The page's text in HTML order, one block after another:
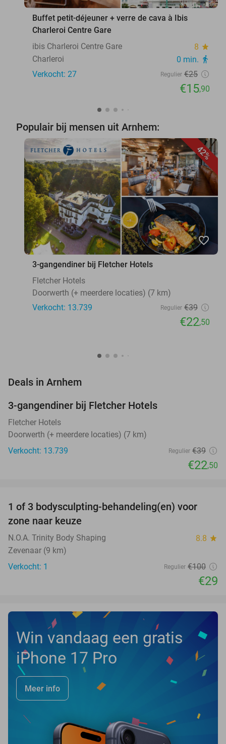
Buffet petit-déjeuner + verre de cava à Ibis
Charleroi Centre Gare
ibis Charleroi Centre Gare
8 star
Charleroi 0 min. directions_walk
Verkocht: 27 Regulier €25
€15,90
Populair bij mensen uit Arnhem:
42%
favorite_border
3-gangendiner bij Fletcher Hotels
Fletcher Hotels
Doorwerth (+ meerdere locaties) (7 km)
Verkocht: 13.739
Regulier €39
€22,50
Deals in Arnhem
3-gangendiner bij Fletcher Hotels
Fletcher Hotels
Doorwerth (+ meerdere locaties) (7 km)
Verkocht: 13.739
Regulier €39
€22,50
71%
TODAY
1 of 3 bodysculpting-behandeling(en) voor
zone naar keuze
N.O.A. Trinity Body Shaping 8.8 star
Zevenaar (9 km)
Verkocht: 1
Regulier €100
€29
Win vandaag een gratis
iPhone 17 Pro
Meer info